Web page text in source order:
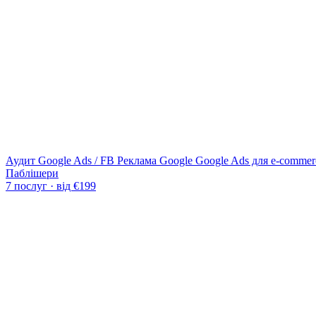
Аудит Google Ads / FB Реклама Google Google Ads для e-
Паблішери
7 послуг · від €199